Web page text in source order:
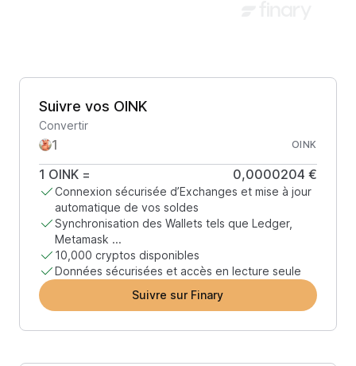
Suivre vos OINK
Convertir
OINK
1 OINK = 0,0000204 €
Connexion sécurisée d’Exchanges et mise à jour
automatique de vos soldes
Synchronisation des Wallets tels que Ledger,
Metamask ...
10,000 cryptos disponibles
Données sécurisées et accès en lecture seule
Suivre sur Finary